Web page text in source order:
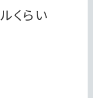
くらい